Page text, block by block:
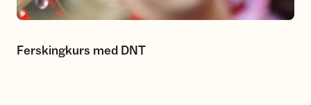
Ferskingkurs med DNT